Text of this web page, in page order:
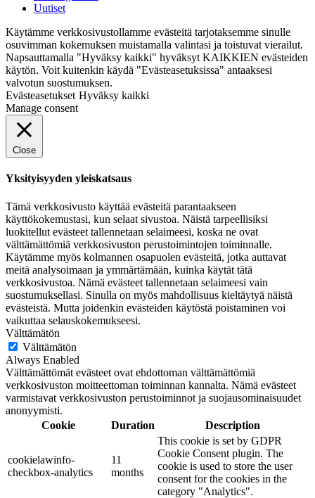
Uutiset
Käytämme verkkosivustollamme evästeitä tarjotaksemme sinulle
osuvimman kokemuksen muistamalla valintasi ja toistuvat vierailut.
Napsauttamalla "Hyväksy kaikki" hyväksyt KAIKKIEN evästeiden
käytön. Voit kuitenkin käydä "Evästeasetuksissa" antaaksesi
valvotun suostumuksen.
Evästeasetukset Hyväksy kaikki
Manage consent
Close
Yksityisyyden yleiskatsaus
Tämä verkkosivusto käyttää evästeitä parantaakseen
käyttökokemustasi, kun selaat sivustoa. Näistä tarpeellisiksi
luokitellut evästeet tallennetaan selaimeesi, koska ne ovat
välttämättömiä verkkosivuston perustoimintojen toiminnalle.
Käytämme myös kolmannen osapuolen evästeitä, jotka auttavat
meitä analysoimaan ja ymmärtämään, kuinka käytät tätä
verkkosivustoa. Nämä evästeet tallennetaan selaimeesi vain
suostumuksellasi. Sinulla on myös mahdollisuus kieltäytyä näistä
evästeistä. Mutta joidenkin evästeiden käytöstä poistaminen voi
vaikuttaa selauskokemukseesi.
Välttämätön
Välttämätön
Always Enabled
Välttämättömät evästeet ovat ehdottoman välttämättömiä
verkkosivuston moitteettoman toiminnan kannalta. Nämä evästeet
varmistavat verkkosivuston perustoiminnot ja suojausominaisuudet
anonyymisti.
Cookie
Duration Description
cookielawinfo-
checkbox-analytics
11
months
This cookie is set by GDPR
Cookie Consent plugin. The
cookie is used to store the user
consent for the cookies in the
category "Analytics".